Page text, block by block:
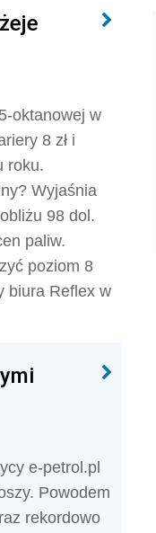
oktanowej w
8 zł i
roku.
Wyjaśnia
98 dol.
paliw.
poziom 8
biura Reflex w
e-petrol.pl
Powodem
rekordowo